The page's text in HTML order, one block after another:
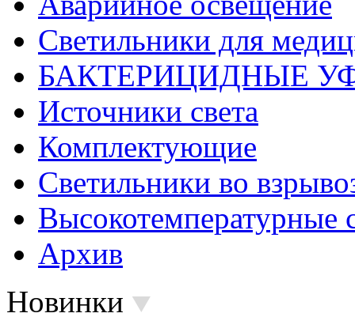
Светильники для
БАКТЕРИЦИДНЫЕ
Источники света
Комплектующие
Светильники во
Высокотемпературные
Архив
Новинки